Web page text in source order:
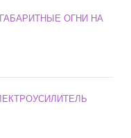
ОГНИ НА